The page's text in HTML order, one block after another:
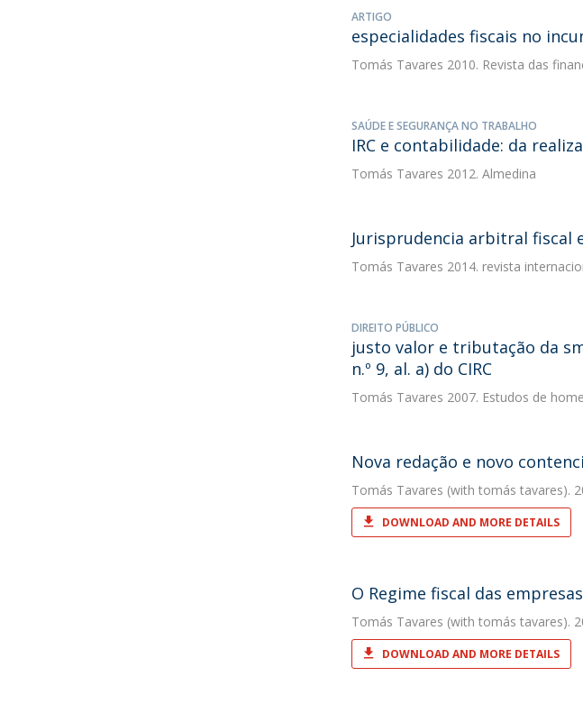
ARTIGO
especialidades fiscais no
Tomás Tavares 2010. Revista das
SAÚDE E SEGURANÇA NO TRABALHO
IRC e contabilidade: da
Tomás Tavares 2012. Almedina
Jurisprudencia arbitral fiscal
Tomás Tavares 2014. revista
DIREITO PÚBLICO
justo valor e tributação da
n.º 9, al. a) do CIRC
Tomás Tavares 2007. Estudos de
Nova redação e novo
Tomás Tavares (with tomás tavares).
DOWNLOAD AND MORE DETAILS
O Regime fiscal das
Tomás Tavares (with tomás tavares).
DOWNLOAD AND MORE DETAILS